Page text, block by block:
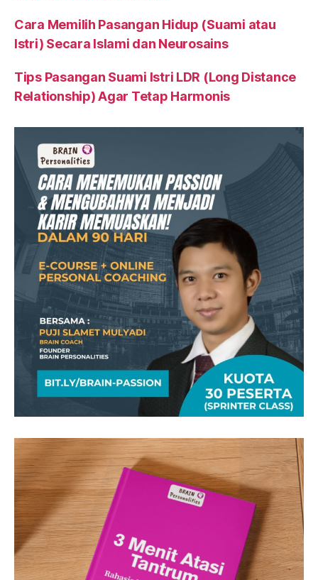
Cara Memilih Pasangan Hidup (Suami atau
Istri) Secara Islami dan Neurosains
Tips Pasangan Suami Istri LDR (Long Distance
Relationship) Agar Tetap Harmonis